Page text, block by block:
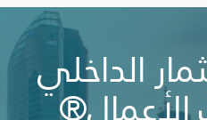
الداخلي